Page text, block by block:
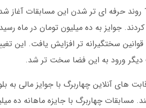
در سال 1402 و 1403 روند حرفه ای تر شدن این
کردند. جوایز به ده میلیون تومان در
سختگیرانه تر افزایش یافت. این
دیگر ورود به این فضا سخت تر شد.
در سال 1404 رقابت های آنلاین چهاربرگ با
مسابقات چهاربرگ با جایزه ماهانه ده